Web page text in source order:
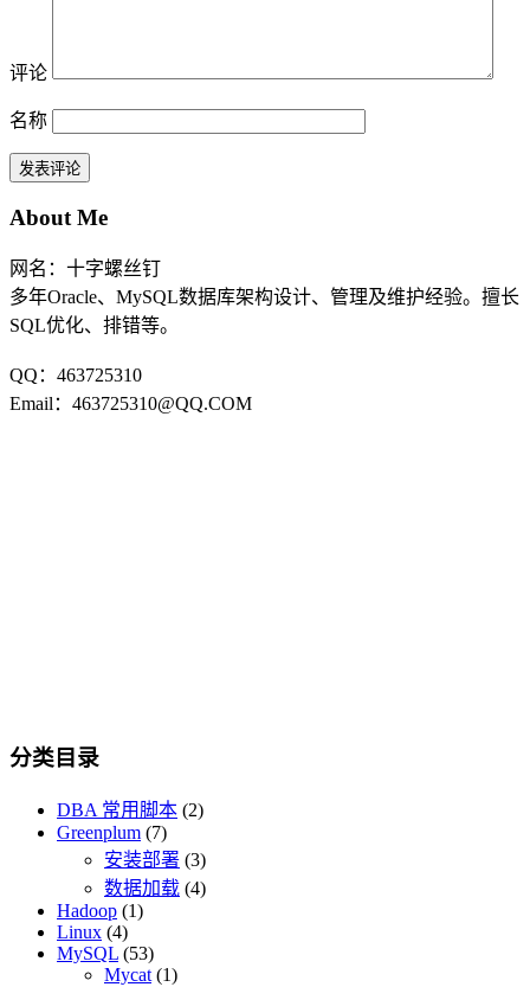
评论
名称
About Me
网名：十字螺丝钉
多年Oracle、MySQL数据库架构设计、管理及维护经验。擅长
SQL优化、排错等。
QQ：463725310
Email：463725310@QQ.COM
分类目录
DBA 常用脚本 (2)
Greenplum (7)
安装部署 (3)
数据加载 (4)
Hadoop (1)
Linux (4)
MySQL (53)
Mycat (1)